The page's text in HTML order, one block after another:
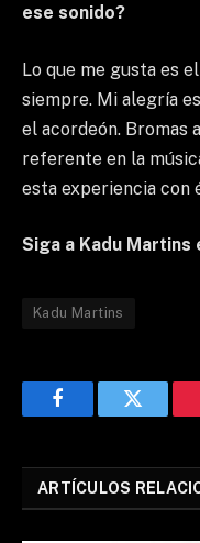
ese sonido?
Lo que me gusta es
siempre. Mi alegría
el acordeón. Bromas
referente en la
esta experiencia con
Siga a Kadu Martins
Kadu Martins
FacebookTwitter
ARTÍCULOS